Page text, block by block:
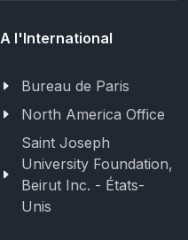
A l'International
Bureau de Paris
North America Office
Saint Joseph
University Foundation,
Beirut Inc. - États-
Unis